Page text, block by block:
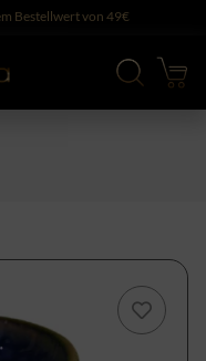
Bestellwert von 49€